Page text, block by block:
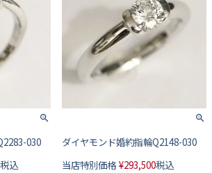
030
税込
ダイヤモンド婚約指輪Q2148-030
当店特別価格 ¥293,500税込